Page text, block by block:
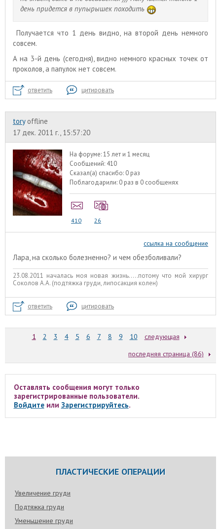
день придется в пупырышек походить
Получается что 1 день видно, на второй день немного
совсем.
А на 3-й день (сегодня), видно немного красных точек от
проколов, а папулок нет совсем.
ответить цитировать
tory offline
17 дек. 2011 г., 15:57:20
На форуме:15 лет и 1 месяц
Сообщений: 410
Сказал(а) спасибо: 0 раз
Поблагодарили: 0 раз в 0 сообщенях
410 26
ссылка на сообщение
Лара, на сколько болезненно? и чем обезболивали?
23.08.2011 началась моя новая жизнь.....потому что мой хирург
Соколов А.А. (подтяжка груди, липосакция колен)
ответить цитировать
1 2 3 4 5 6 7 8 9 10
следующая
последняя страница (86)
Оставлять сообщения могут только
зарегистрированные пользователи.
Войдитеили Зарегистрируйтесь.
ПЛАСТИЧЕСКИЕ ОПЕРАЦИИ
Увеличение груди
Подтяжка груди
Уменьшение груди